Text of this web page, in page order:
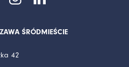
ŚRÓDMIEŚCIE
42